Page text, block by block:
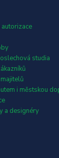
studia
i městskou
a designéry